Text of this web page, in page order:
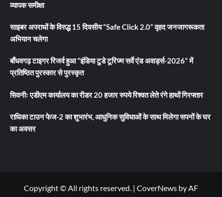
व्यापक समीक्षा
साइबर अपराधों के विरुद्ध 15 दिवसीय “Safe Click 2.0” वृहद जनजागरूकता
अभियान चलेगा
बाँधवगढ़ टाइगर रिजर्व हुआ “इंडिया टुडे टूरिज्म सर्वे एंड अवार्ड्स-2026” में
प्रतिष्ठित पुरस्कार से पुरस्कृत
सिवनीः एडीएम कार्यालय का रीडर 20 हजार रुपये रिश्वत लेते रंगे हाथों गिरफ्तार
राधिका टाउन फेज-2 का शुभारंभ, आधुनिक सुविधाओं के साथ मिलेगा सपनों के घर
का अवसर
Copyright © All rights reserved. | CoverNews by AF